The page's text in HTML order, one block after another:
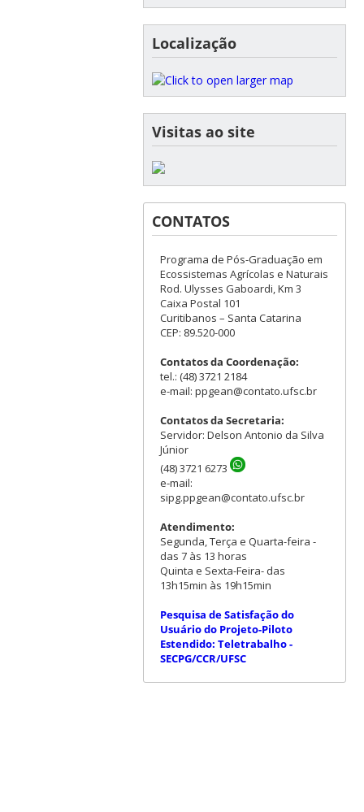
Localização
Visitas ao site
CONTATOS
Programa de Pós-Graduação em
Ecossistemas Agrícolas e Naturais
Rod. Ulysses Gaboardi, Km 3
Caixa Postal 101
Curitibanos – Santa Catarina
CEP: 89.520-000
Contatos da Coordenação:
tel.: (48) 3721 2184
e-mail: ppgean@contato.ufsc.br
Contatos da Secretaria:
Servidor: Delson Antonio da Silva
Júnior
(48) 3721 6273
e-mail:
sipg.ppgean@contato.ufsc.br
Atendimento:
Segunda, Terça e Quarta-feira -
das 7 às 13 horas
Quinta e Sexta-Feira- das
13h15min às 19h15min
Pesquisa de Satisfação do
Usuário do Projeto-Piloto
Estendido: Teletrabalho -
SECPG/CCR/UFSC